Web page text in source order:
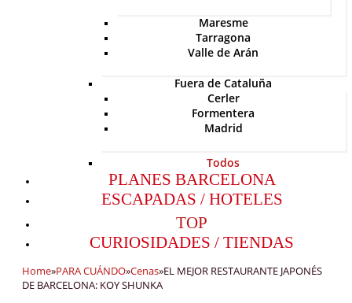
Maresme
Tarragona
Valle de Arán
Fuera de Cataluña
Cerler
Formentera
Madrid
Todos
PLANES BARCELONA
ESCAPADAS / HOTELES
TOP
CURIOSIDADES / TIENDAS
Home»PARA CUÁNDO»Cenas»EL MEJOR RESTAURANTE JAPONÉS
DE BARCELONA: KOY SHUNKA